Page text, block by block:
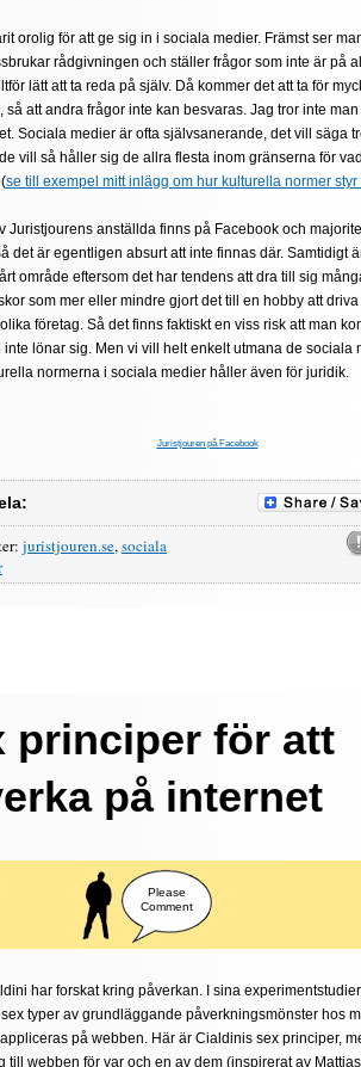
orolig för att ge sig in i sociala medier. Främst ser
rådgivningen och ställer frågor som inte är på
lätt att ta reda på själv. Då kommer det att ta för
så att andra frågor inte kan besvaras. Jag tror inte
Sociala medier är ofta självsanerande, det vill säga
vill så håller sig de allra flesta inom gränserna för
se till exempel mitt inlägg om hur kulturella normer
Juristjourens anställda finns på Facebook och
det är egentligen absurt att inte finnas där. Samtidigt
område eftersom det har tendens att dra till sig
som mer eller mindre gjort det till en hobby att
företag. Så det finns faktiskt en viss risk att man
inte lönar sig. Men vi vill helt enkelt utmana de sociala
normerna i sociala medier håller även för juridik.
Juristjouren på Facebook
juristjouren.se,sociala
principer för att
på internet
Please
Comment
har forskat kring påverkan. I sina
typer av grundläggande påverkningsmönster hos
på webben. Här är Cialdinis sex principer,
till webben för var och en av dem (inspirerat av